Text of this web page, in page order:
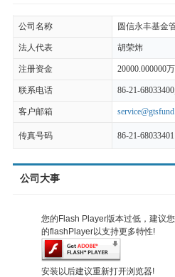
公司名称 圆信永丰基金
法人代表 胡荣炜
注册资金 20000.000000
联系电话 86-21-
客户邮箱
传真号码 86-21-68033401
公司大事
您的Flash Player版本过低，建议
的flashPlayer以支持更多特性!
安装以后建议重新打开浏览器!